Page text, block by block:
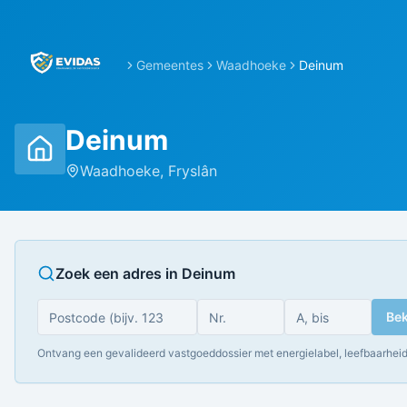
Gemeentes Waadhoeke Deinum
Deinum
Waadhoeke, Fryslân
Zoek een adres in Deinum
Ontvang een gevalideerd vastgoeddossier met energielabel,